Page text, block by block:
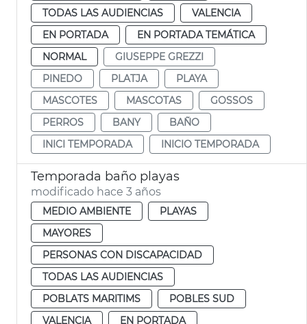
TODAS LAS AUDIENCIAS
VALENCIA
EN PORTADA
EN PORTADA TEMÁTICA
NORMAL
GIUSEPPE GREZZI
PINEDO
PLATJA
PLAYA
MASCOTES
MASCOTAS
GOSSOS
PERROS
BANY
BAÑO
INICI TEMPORADA
INICIO TEMPORADA
Temporada baño playas
modificado hace 3 años
MEDIO AMBIENTE
PLAYAS
MAYORES
PERSONAS CON DISCAPACIDAD
TODAS LAS AUDIENCIAS
POBLATS MARITIMS
POBLES SUD
VALENCIA
EN PORTADA